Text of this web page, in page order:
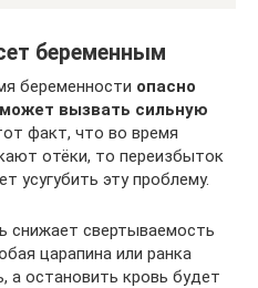
беременным
беременности опасно
вызвать сильную
факт, что во время
отёки, то переизбыток
усугубить эту проблему.
снижает свертываемость
царапина или ранка
а остановить кровь будет